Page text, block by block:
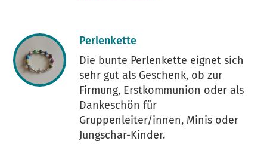
Perlenkette
Die bunte Perlenkette eignet sich
sehr gut als Geschenk, ob zur
Firmung, Erstkommunion oder als
Dankeschön für
Gruppenleiter/innen, Minis oder
Jungschar-Kinder.